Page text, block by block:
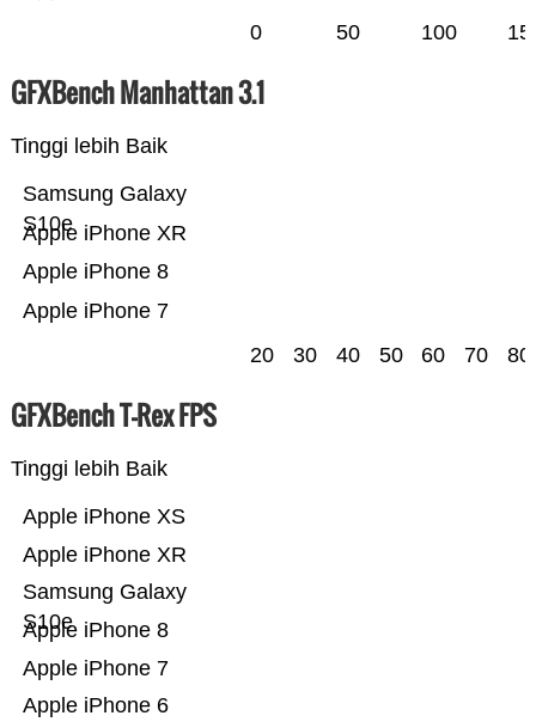
0 50 100
GFXBench Manhattan 3.1
Tinggi lebih Baik
Apple iPhone 7
Apple iPhone 8
Apple iPhone XR
Samsung Galaxy
S10e
20 30 40 50 60 70 80
GFXBench T-Rex FPS
Tinggi lebih Baik
Apple iPhone 6
Apple iPhone 7
Apple iPhone 8
Samsung Galaxy
S10e
Apple iPhone XR
Apple iPhone XS